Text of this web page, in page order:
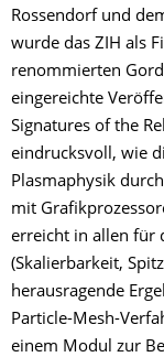
Rossendorf und
wurde das ZIH als
renommierten
eingereichte
Signatures of the
eindrucksvoll, wie
Plasmaphysik
mit
erreicht in allen für
(Skalierbarkeit,
herausragende
Particle-Mesh-
einem Modul zur